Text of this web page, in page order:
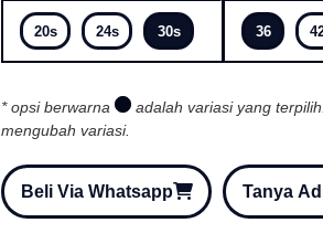
20s 24s 30s 36
* opsi berwarna
adalah variasi yang
mengubah variasi.
Beli Via Whatsapp Tanya